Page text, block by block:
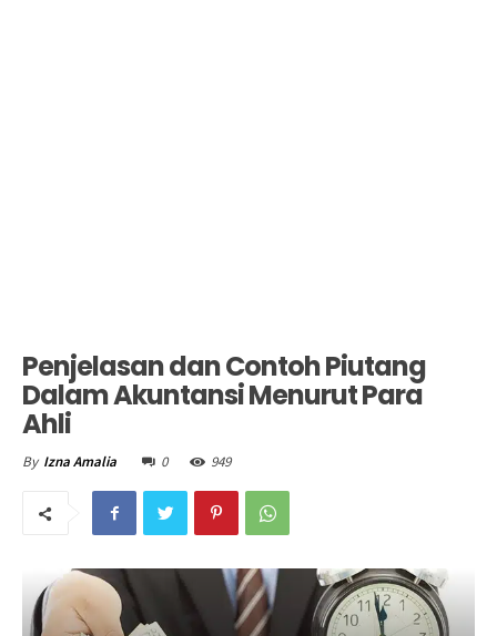
Penjelasan dan Contoh Piutang
Dalam Akuntansi Menurut Para
Ahli
By Izna Amalia 0 949